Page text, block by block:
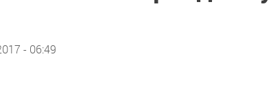
- 06:49